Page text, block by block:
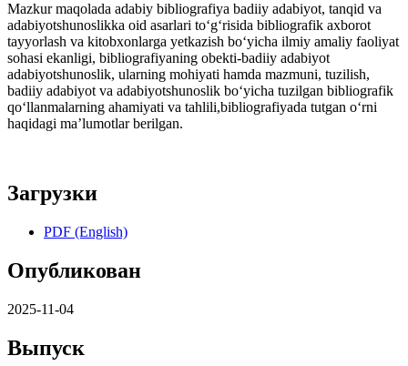
Mazkur maqolada adabiy bibliografiya badiiy adabiyot, tanqid va
adabiyotshunoslikka oid asarlari tо‘g‘risida bibliografik axborot
tayyorlash va kitobxonlarga yetkazish bо‘yicha ilmiy amaliy faoliyat
sohasi ekanligi, bibliografiyaning obekti-badiiy adabiyot
adabiyotshunoslik, ularning mohiyati hamda mazmuni, tuzilish,
badiiy adabiyot va adabiyotshunoslik bо‘yicha tuzilgan bibliografik
qо‘llanmalarning ahamiyati va tahlili,bibliografiyada tutgan о‘rni
haqidagi ma’lumotlar berilgan.
Загрузки
PDF (English)
Опубликован
2025-11-04
Выпуск